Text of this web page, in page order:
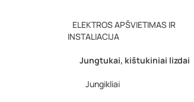
ELEKTROS APŠVIETIMAS IR
INSTALIACIJA
Jungtukai, kištukiniai lizdai
Jungikliai